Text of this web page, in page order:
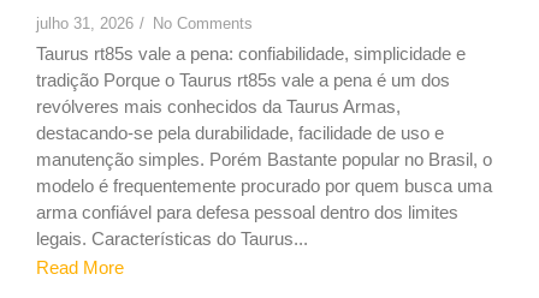
julho 31, 2026 / No Comments
Taurus rt85s vale a pena: confiabilidade, simplicidade e
tradição Porque o Taurus rt85s vale a pena é um dos
revólveres mais conhecidos da Taurus Armas,
destacando-se pela durabilidade, facilidade de uso e
manutenção simples. Porém Bastante popular no Brasil, o
modelo é frequentemente procurado por quem busca uma
arma confiável para defesa pessoal dentro dos limites
legais. Características do Taurus...
Read More